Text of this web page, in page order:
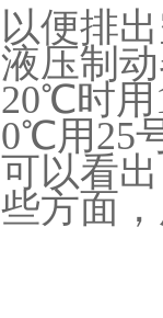
以便排
液压制
20℃时用
0℃用25
可以看
些方面